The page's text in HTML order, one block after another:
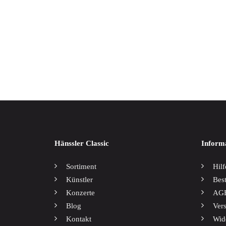
Hänssler Classic
Sortiment
Künstler
Konzerte
Blog
Kontakt